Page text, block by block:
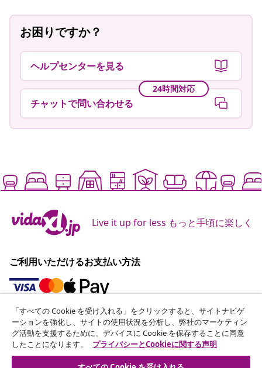
お困りですか？
ヘルプセンターを見る
24時間対応
チャットで問い合わせる
Live it up for less もっと手頃に楽しく
ご利用いただけるお支払い方法
ニュースレターに登録する
70万人以上のユーザーと一緒に、vidaXLから毎週のお得
な情報や季節限定セール、新着情報を受け取りましょう。
「すべての Cookie を受け入れる」をクリックすると、サイトナビゲ
ーションを強化し、サイトの使用状況を分析し、弊社のマーケティン
グ活動を支援するために、デバイスに Cookie を保存することに同意
したことになります。
プライバシーとCookieに関する声明